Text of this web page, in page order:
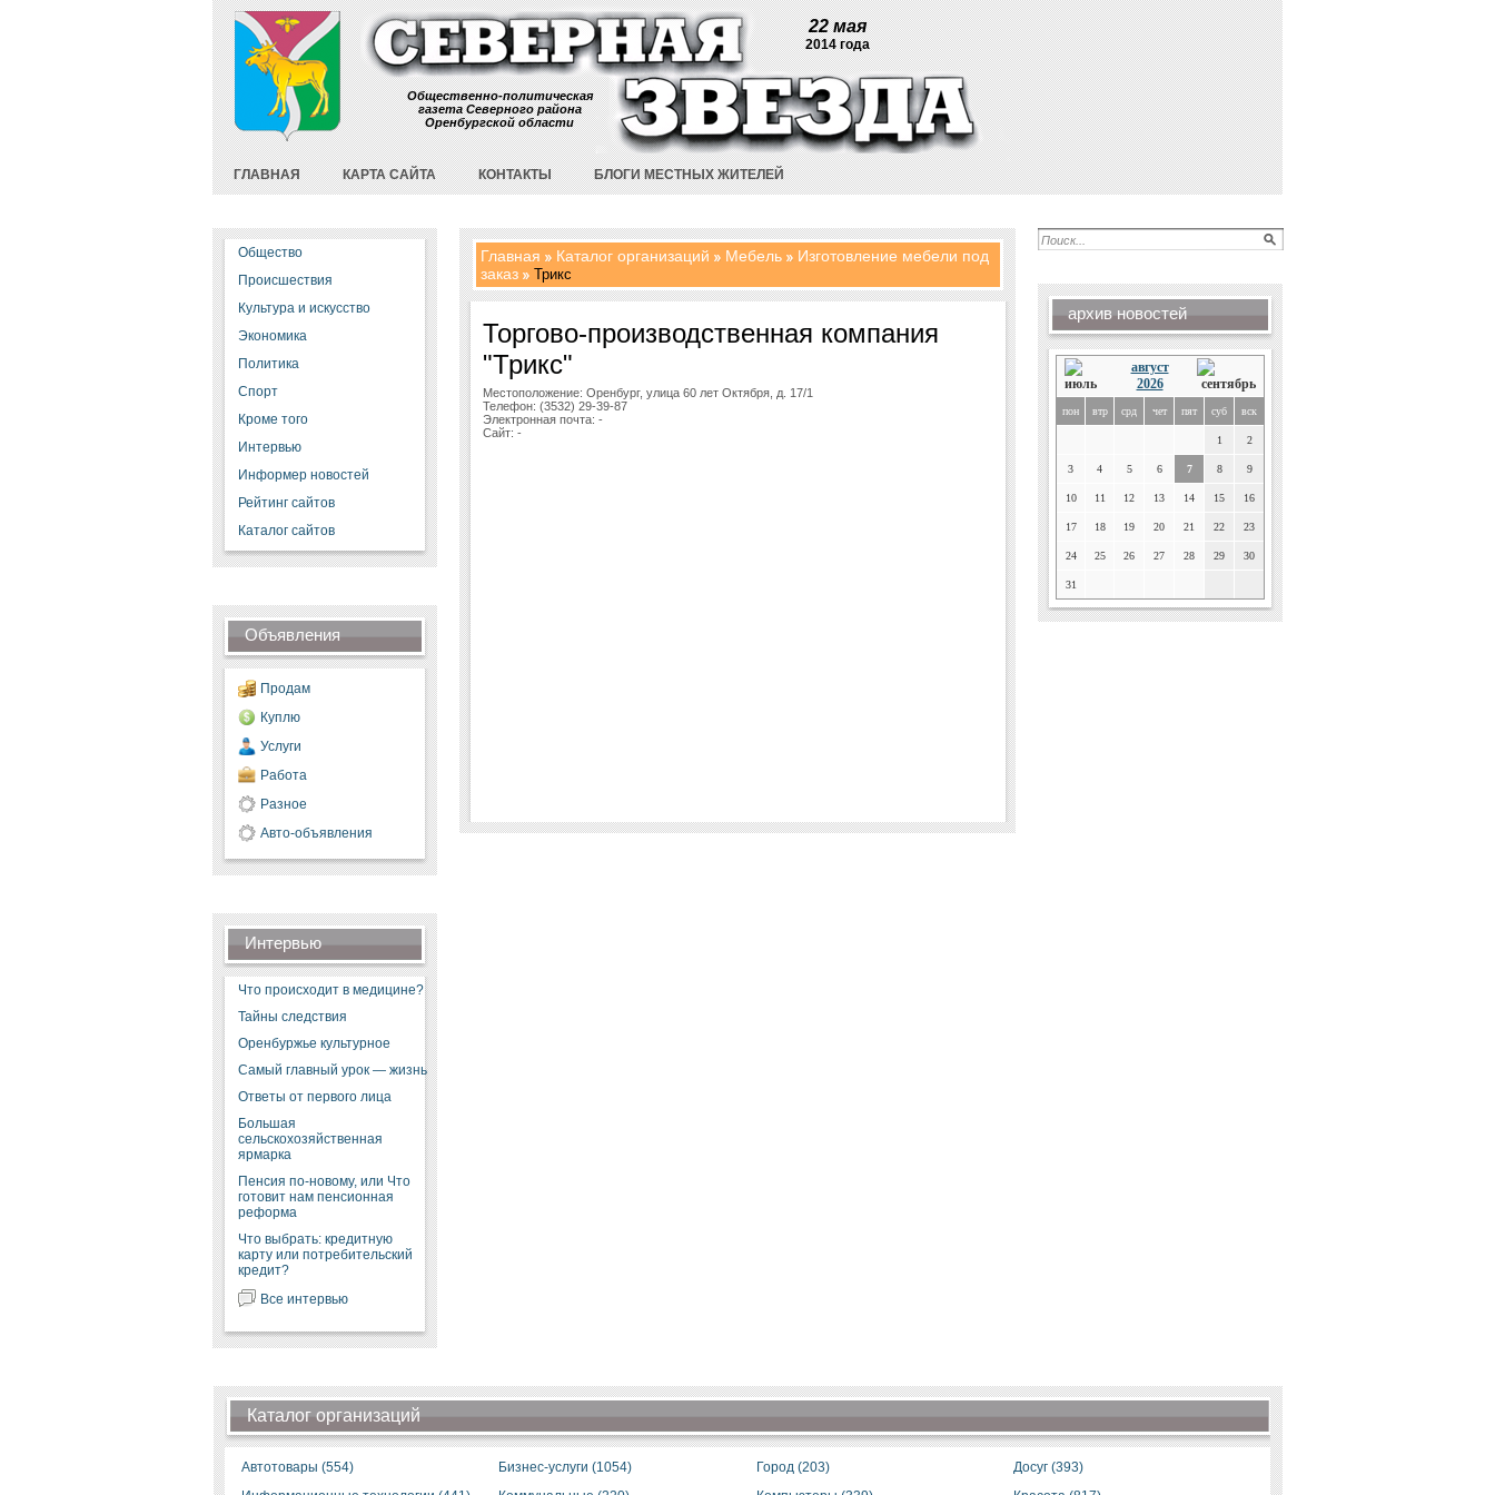
22 мая
2014 года
Общественно-политическая
газета Северного района
Оренбургской области
ГЛАВНАЯ КАРТА САЙТА КОНТАКТЫ БЛОГИ МЕСТНЫХ ЖИТЕЛЕЙ
Общество
Происшествия
Культура и искусство
Экономика
Политика
Спорт
Кроме того
Интервью
Информер новостей
Рейтинг сайтов
Каталог сайтов
Объявления
Продам
Куплю
Услуги
Работа
Разное
Авто-объявления
Интервью
Что происходит в медицине?
Тайны следствия
Оренбуржье культурное
Самый главный урок — жизнь
Ответы от первого лица
Большая
сельскохозяйственная
ярмарка
Пенсия по-новому, или Что
готовит нам пенсионная
реформа
Что выбрать: кредитную
карту или потребительский
кредит?
Все интервью
Главная Каталог организаций Мебель
Изготовление мебели под
заказ
Трикс
Торгово-производственная компания
"Трикс"
Местоположение: Оренбург, улица 60 лет Октября, д. 17/1
Телефон: (3532) 29-39-87
Электронная почта: -
Сайт: -
архив новостей
август
2026
пон втр срд чет пят суб вск
1 2
3 4 5 6 7 8 9
10 11 12 13 14 15 16
17 18 19 20 21 22 23
24 25 26 27 28 29 30
31
Каталог организаций
Автотовары (554) Бизнес-услуги (1054) Город (203)
Досуг (393)